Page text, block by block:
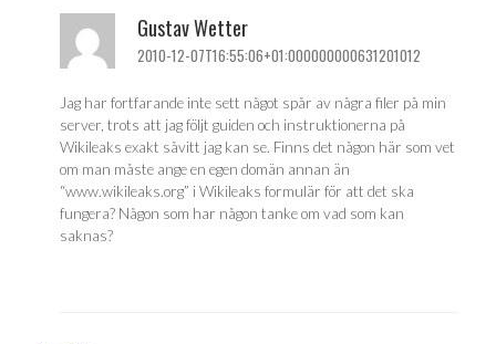
Gustav Wetter
2010-12-07T16:55:06+01:000000000631201012
Jag har fortfarande inte sett något spår av några filer på min
server, trots att jag följt guiden och instruktionerna på
Wikileaks exakt såvitt jag kan se. Finns det någon här som vet
om man måste ange en egen domän annan än
“www.wikileaks.org” i Wikileaks formulär för att det ska
fungera? Någon som har någon tanke om vad som kan
saknas?